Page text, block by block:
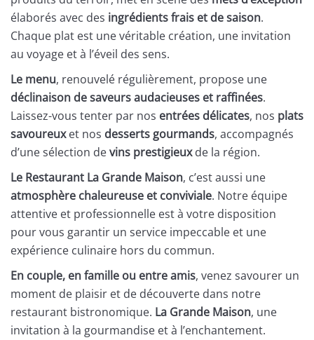
élaborés avec des ingrédients frais et de saison.
Chaque plat est une véritable création, une invitation
au voyage et à l’éveil des sens.
Le menu, renouvelé régulièrement, propose une
déclinaison de saveurs audacieuses et raffinées.
Laissez-vous tenter par nos entrées délicates, nos plats
savoureuxet nos desserts gourmands, accompagnés
d’une sélection devins prestigieuxde la région.
Le Restaurant La Grande Maison, c’est aussi une
atmosphère chaleureuse et conviviale. Notre équipe
attentive et professionnelle est à votre disposition
pour vous garantir un service impeccable et une
expérience culinaire hors du commun.
En couple, en famille ou entre amis, venez savourer un
moment de plaisir et de découverte dans notre
restaurant bistronomique. La Grande Maison, une
invitation à la gourmandise et à l’enchantement.